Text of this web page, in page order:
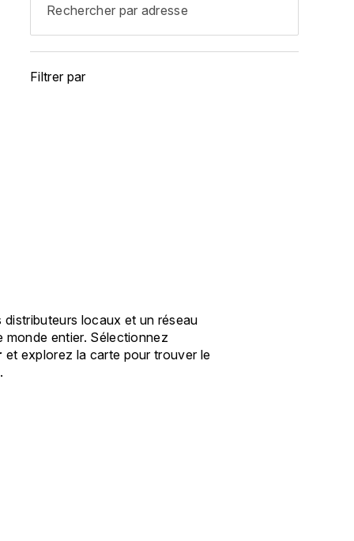
Filtrer par
locaux et un réseau
monde entier. Sélectionnez
et explorez la carte pour trouver le